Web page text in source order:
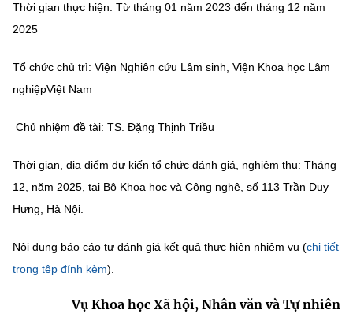
Bưu chính, Viễn thông
Sở hữu trí tuệ
Tin tổng hợp
Văn bản chỉ đạo điều hành
Lấy ý kiến người dân về dự thảo VBQPPL
Đổi mới sáng tạo
Chuyển đổi số
Bưu chính, Viễn thông
Sở hữu trí tuệ
Tiêu chuẩn, đo lường, chất lượng
THƯ ĐIỆN TỬ
Khác
Videos
Infographic
Thời gian thực hiện: Từ tháng 01 năm 2023 đến tháng 12 năm
2025
Tổ chức chủ trì: Viện Nghiên cứu Lâm sinh, Viện Khoa học Lâm
nghiệpViệt Nam
Chủ nhiệm đề tài: TS. Đặng Thịnh Triều
Thời gian, địa điểm dự kiến tổ chức đánh giá, nghiệm thu: Tháng
12, năm 2025, tại Bộ Khoa học và Công nghệ, số 113 Trần Duy
Hưng, Hà Nội.
Nội dung báo cáo tự đánh giá kết quả thực hiện nhiệm vụ (chi tiết
trong tệp đính kèm).
Vụ Khoa học Xã hội, Nhân văn và Tự nhiên